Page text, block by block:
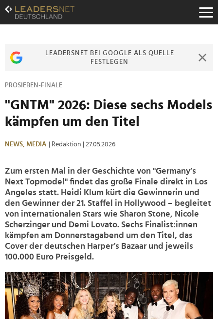
Zum
Inhalt
Zur
Zur
LEADERSNET BEI GOOGLE ALS QUELLE
FESTLEGEN
PROSIEBEN-FINALE
"GNTM" 2026: Diese sechs Models
kämpfen um den Titel
NEWS, MEDIA | Redaktion | 27.05.2026
Zum ersten Mal in der Geschichte von "Germany’s
Next Topmodel" findet das große Finale direkt in Los
Angeles statt. Heidi Klum kürt die Gewinnerin und
den Gewinner der 21. Staffel in Hollywood – begleitet
von internationalen Stars wie Sharon Stone, Nicole
Scherzinger und Demi Lovato. Sechs Finalist:innen
kämpfen am Donnerstagabend um den Titel, das
Cover der deutschen Harper’s Bazaar und jeweils
100.000 Euro Preisgeld.
>